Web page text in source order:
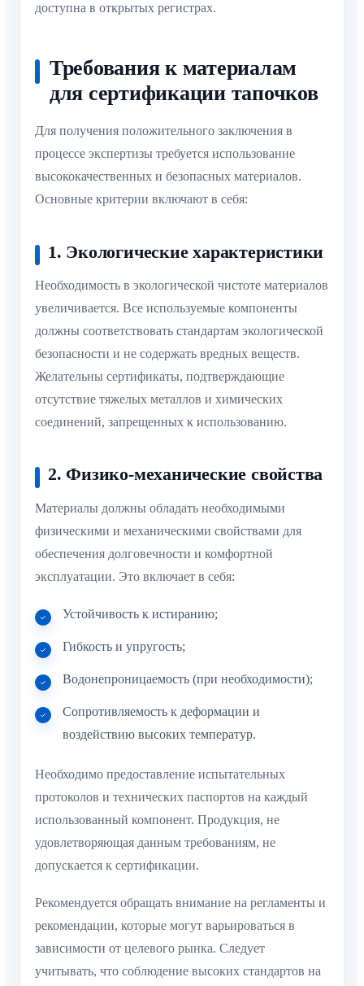
доступна в открытых регистрах.
Требования к материалам
для сертификации тапочков
Для получения положительного заключения в
процессе экспертизы требуется использование
высококачественных и безопасных материалов.
Основные критерии включают в себя:
1. Экологические характеристики
Необходимость в экологической чистоте материалов
увеличивается. Все используемые компоненты
должны соответствовать стандартам экологической
безопасности и не содержать вредных веществ.
Желательны сертификаты, подтверждающие
отсутствие тяжелых металлов и химических
соединений, запрещенных к использованию.
2. Физико-механические свойства
Материалы должны обладать необходимыми
физическими и механическими свойствами для
обеспечения долговечности и комфортной
эксплуатации. Это включает в себя:
Устойчивость к истиранию;
Гибкость и упругость;
Водонепроницаемость (при необходимости);
Сопротивляемость к деформации и
воздействию высоких температур.
Необходимо предоставление испытательных
протоколов и технических паспортов на каждый
использованный компонент. Продукция, не
удовлетворяющая данным требованиям, не
допускается к сертификации.
Рекомендуется обращать внимание на регламенты и
рекомендации, которые могут варьироваться в
зависимости от целевого рынка. Следует
учитывать, что соблюдение высоких стандартов на